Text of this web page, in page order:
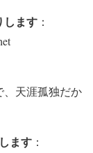
します ：
、天涯孤独だか
ます ：